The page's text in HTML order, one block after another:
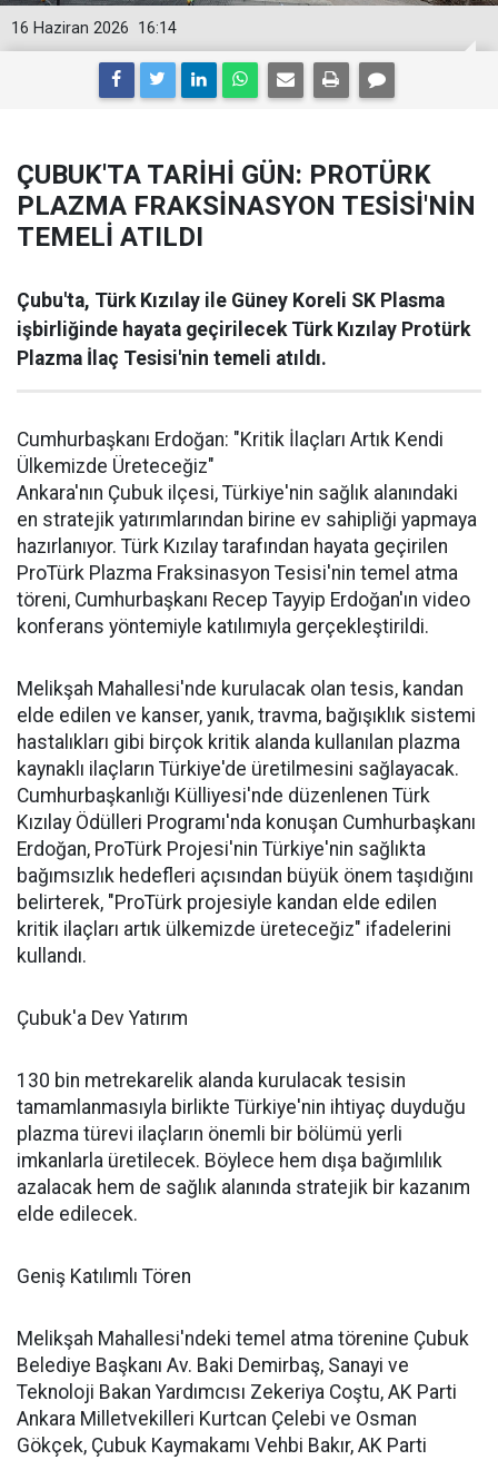
16:14
16 Haziran 2026
ÇUBUK'TA TARİHİ GÜN: PROTÜRK
PLAZMA FRAKSİNASYON TESİSİ'NİN
TEMELİ ATILDI
Çubu'ta, Türk Kızılay ile Güney Koreli SK Plasma
işbirliğinde hayata geçirilecek Türk Kızılay Protürk
Plazma İlaç Tesisi'nin temeli atıldı.
Cumhurbaşkanı Erdoğan: "Kritik İlaçları Artık Kendi
Ülkemizde Üreteceğiz"
Ankara'nın Çubuk ilçesi, Türkiye'nin sağlık alanındaki
en stratejik yatırımlarından birine ev sahipliği yapmaya
hazırlanıyor. Türk Kızılay tarafından hayata geçirilen
ProTürk Plazma Fraksinasyon Tesisi'nin temel atma
töreni, Cumhurbaşkanı Recep Tayyip Erdoğan'ın video
konferans yöntemiyle katılımıyla gerçekleştirildi.
Melikşah Mahallesi'nde kurulacak olan tesis, kandan
elde edilen ve kanser, yanık, travma, bağışıklık sistemi
hastalıkları gibi birçok kritik alanda kullanılan plazma
kaynaklı ilaçların Türkiye'de üretilmesini sağlayacak.
Cumhurbaşkanlığı Külliyesi'nde düzenlenen Türk
Kızılay Ödülleri Programı'nda konuşan Cumhurbaşkanı
Erdoğan, ProTürk Projesi'nin Türkiye'nin sağlıkta
bağımsızlık hedefleri açısından büyük önem taşıdığını
belirterek, "ProTürk projesiyle kandan elde edilen
kritik ilaçları artık ülkemizde üreteceğiz" ifadelerini
kullandı.
Çubuk'a Dev Yatırım
130 bin metrekarelik alanda kurulacak tesisin
tamamlanmasıyla birlikte Türkiye'nin ihtiyaç duyduğu
plazma türevi ilaçların önemli bir bölümü yerli
imkanlarla üretilecek. Böylece hem dışa bağımlılık
azalacak hem de sağlık alanında stratejik bir kazanım
elde edilecek.
Geniş Katılımlı Tören
Melikşah Mahallesi'ndeki temel atma törenine Çubuk
Belediye Başkanı Av. Baki Demirbaş, Sanayi ve
Teknoloji Bakan Yardımcısı Zekeriya Coştu, AK Parti
Ankara Milletvekilleri Kurtcan Çelebi ve Osman
Gökçek, Çubuk Kaymakamı Vehbi Bakır, AK Parti